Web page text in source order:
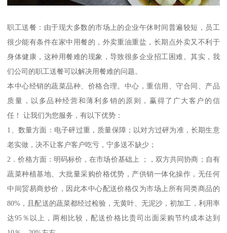
职工送餐：由于现大多数的市场上的企业午休时间普遍较短，员工
很少能有条件在家中用餐的，外卖重油重盐，长期点外卖又不利于
身体健康，这种用餐难的现象，导致很多企业招工困难。其实，我
们公司的职工送餐可以解决用餐难的问题。
本中心经销的蔬菜品种、价格合理。中心，重信用、守合同、产品
质量，以多品种经营和薄利多销的原则，赢得了广大客户的信
任！ 让我们为您服务，有以下优势：
1、数量方面：电子砰过重，质量保障；以对方过砰为准，长期生意
老实做，决不让客户客户吃亏，宁多送不缺少；
2．价格方面：明码标价，在市场价基础上 ；，双方共同协商；自有
蔬菜种植基地、大批量采购价格优势，产供销一体化操作，无任何
中间贸易商炒价，因此本中心配送价格仅为市场上所有同类商品的
80%，且配送的蔬菜都经过检验，无黄叶、无泥沙，初加工，利用率
达95％以上，两相比较，配送价格比贵司出面采购节约成本达到